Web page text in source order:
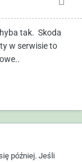
tak. Skoda
w serwisie to
później. Jeśli